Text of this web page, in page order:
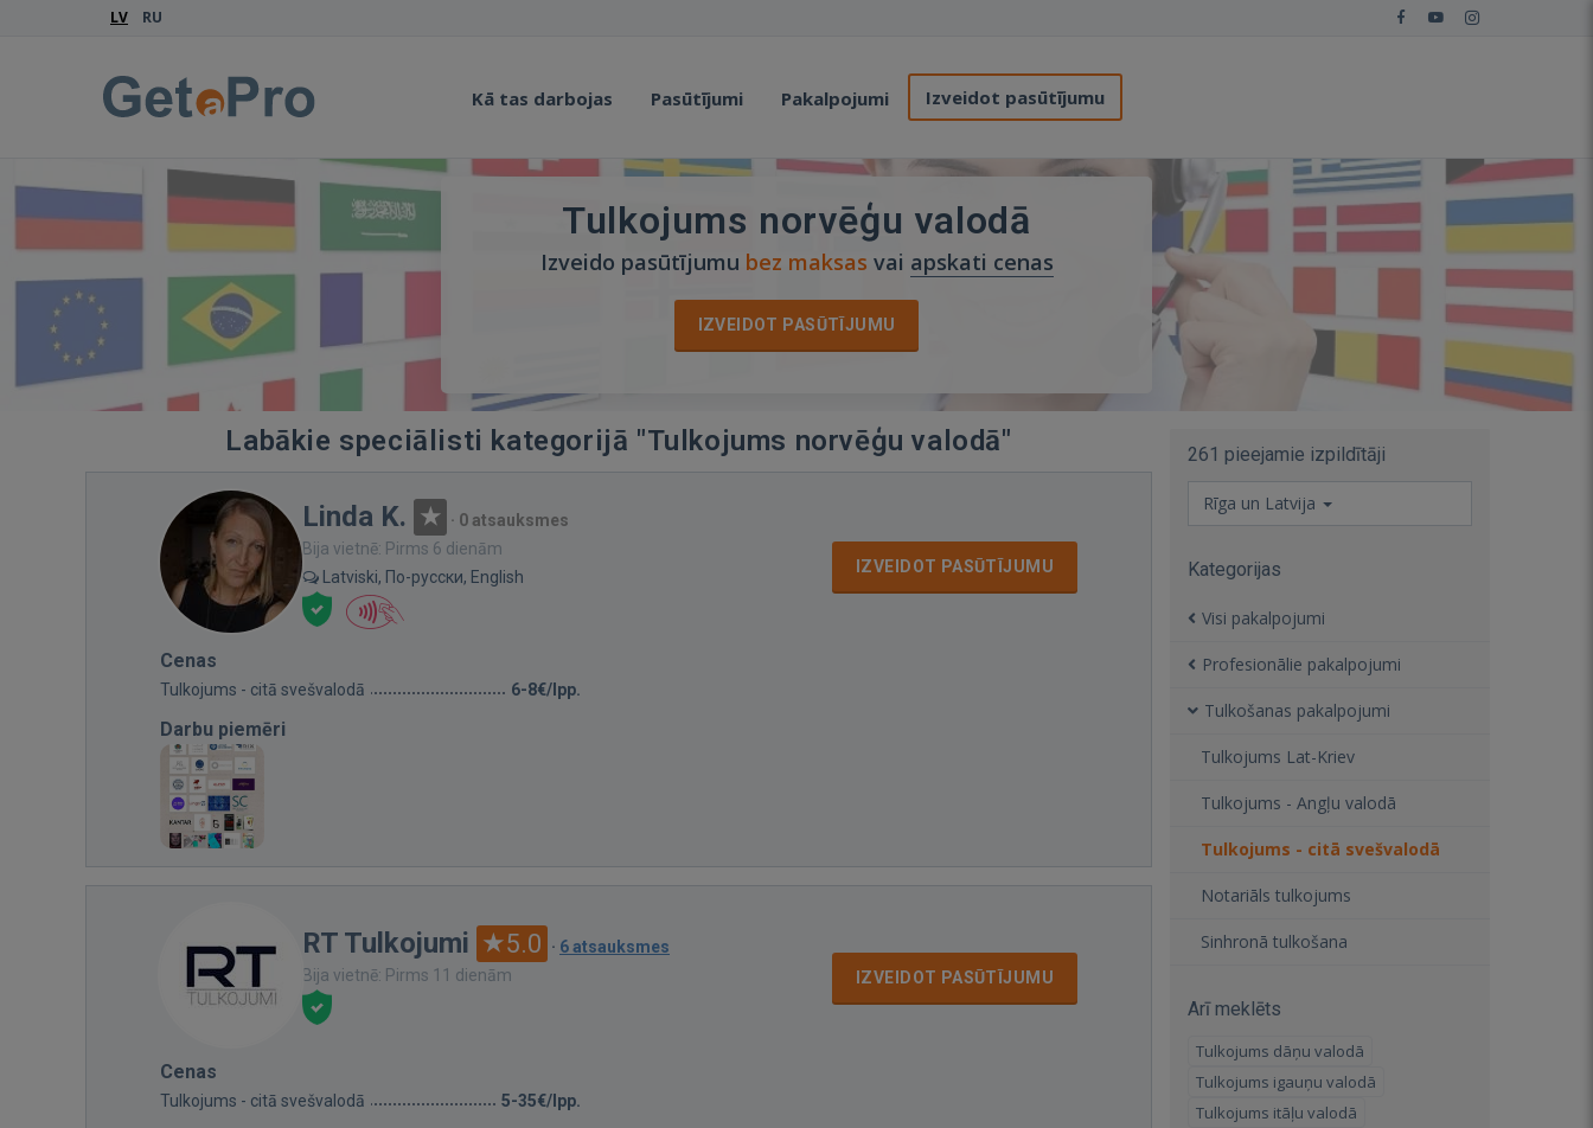
LV RU
Kā tas darbojas Pasūtījumi Pakalpojumi Izveidot pasūtījumu
Tulkojums norvēģu valodā
Izveido pasūtījumu bez maksas vai apskati cenas
IZVEIDOT PASŪTĪJUMU
Labākie speciālisti kategorijā "Tulkojums norvēģu valodā"
Linda K. · 0 atsauksmes
Bija vietnē: Pirms 6 dienām
Latviski, По-русски, English
IZVEIDOT PASŪTĪJUMU
Cenas
Tulkojums - citā svešvalodā 6-8€/lpp.
Darbu piemēri
RT Tulkojumi 5.0 · 6 atsauksmes
Bija vietnē: Pirms 11 dienām
IZVEIDOT PASŪTĪJUMU
Cenas
Tulkojums - citā svešvalodā 5-35€/lpp.
261 pieejamie izpildītāji
Rīga un Latvija
Kategorijas
Visi pakalpojumi
Profesionālie pakalpojumi
Tulkošanas pakalpojumi
Tulkojums Lat-Kriev
Tulkojums - Angļu valodā
Tulkojums - citā svešvalodā
Notariāls tulkojums
Sinhronā tulkošana
Arī meklēts
Tulkojums dāņu valodā
Tulkojums igauņu valodā
Tulkojums itāļu valodā